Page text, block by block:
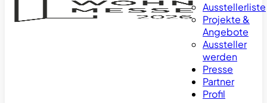
Ausstellerliste
Projekte &
Angebote
Aussteller
werden
Presse
Partner
Profil